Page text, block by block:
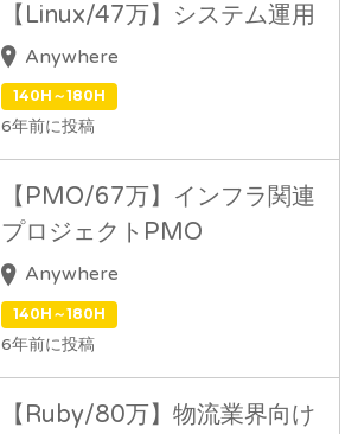
【Linux/47万】システム運用
Anywhere
140H～180H
6年前に投稿
【PMO/67万】インフラ関連
プロジェクトPMO
Anywhere
140H～180H
6年前に投稿
【Ruby/80万】物流業界向け